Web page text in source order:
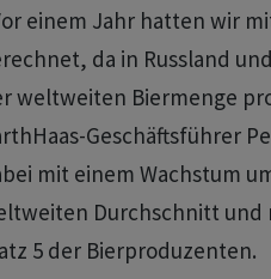
einem Jahr hatten wir
da in Russland
weltweiten Biermenge
Geschäftsführer
mit einem Wachstum
Durchschnitt und
5 der Bierproduzenten.